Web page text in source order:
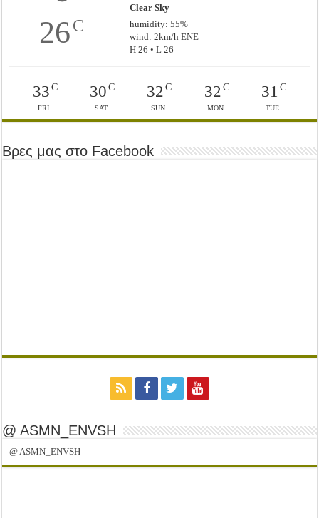
26C
Clear Sky
humidity: 55%
wind: 2km/h ENE
H 26 • L 26
33C
FRI
30C
SAT
32 C
SUN
32C
MON
31 C
TUE
Βρες μας στο Facebook
@ ASMN_ENVSH
@ ASMN_ENVSH